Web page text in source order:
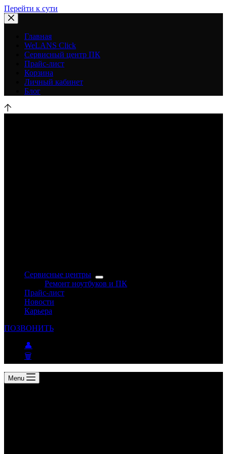
Перейти к сути
Главная
WeLANS Click
Сервисный центр ПК
Прайс-лист
Корзина
Личный кабинет
Блог
Сервисные центры
Ремонт ноутбуков и ПК
Прайс-лист
Новости
Карьера
ПОЗВОНИТЬ
👤
🗑
Menu